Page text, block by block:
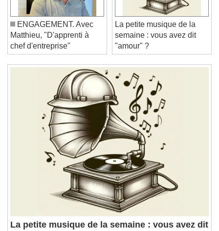
Unmute
Current Time0:00
/
Duration-:-
Loaded:0%
Stream TypeLIVE
Seek to live, currently behind liveLIVE
Remaining Time-0:00
Playback Rate
Chapters
Chapters
Descriptions
descriptions off, selected
Subtitles
subtitles settings, opens subtitles
settings dialog
subtitles off, selected
Audio Track
ENGAGEMENT. Avec
Matthieu, "D'apprenti à
chef d'entreprise"
La petite musique de la
semaine : vous avez dit
"amour" ?